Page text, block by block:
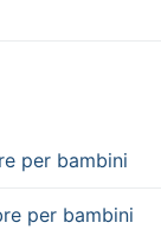
per bambini
per bambini